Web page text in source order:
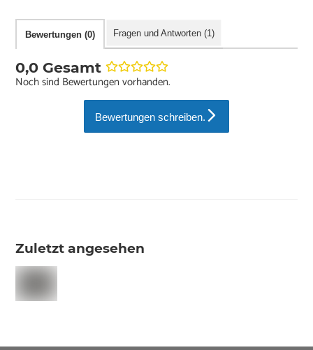
Bewertungen (0) Fragen und Antworten (1)
0,0 Gesamt
Noch sind Bewertungen vorhanden.
Bewertungen schreiben.
Zuletzt angesehen